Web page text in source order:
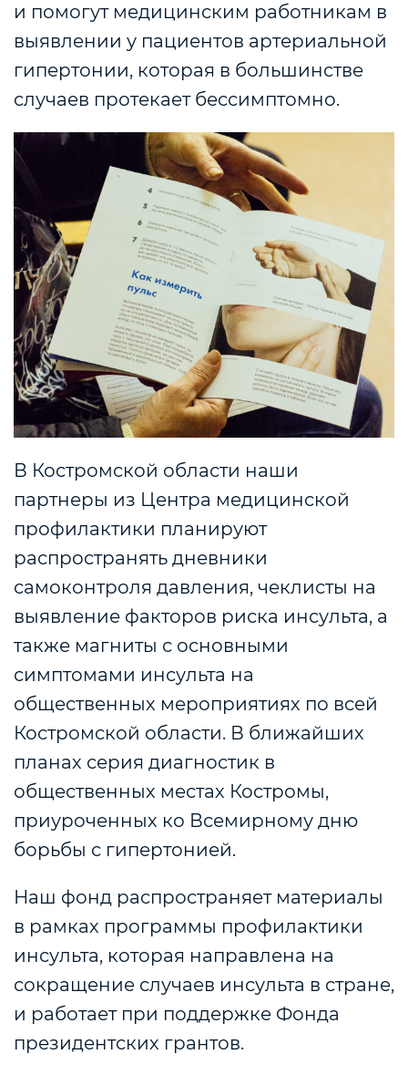
и помогут медицинским работникам в
выявлении у пациентов артериальной
гипертонии, которая в большинстве
случаев протекает бессимптомно.
В Костромской области наши
партнеры из Центра медицинской
профилактики планируют
распространять дневники
самоконтроля давления, чеклисты на
выявление факторов риска инсульта, а
также магниты с основными
симптомами инсульта на
общественных мероприятиях по всей
Костромской области. В ближайших
планах серия диагностик в
общественных местах Костромы,
приуроченных ко Всемирному дню
борьбы с гипертонией.
Наш фонд распространяет материалы
в рамках программы профилактики
инсульта, которая направлена на
сокращение случаев инсульта в стране,
и работает при поддержке Фонда
президентских грантов.